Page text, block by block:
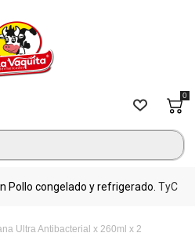
0
Pollo congelado y refrigerado. TyC
Ultra Antibacterial x 260ml x 2